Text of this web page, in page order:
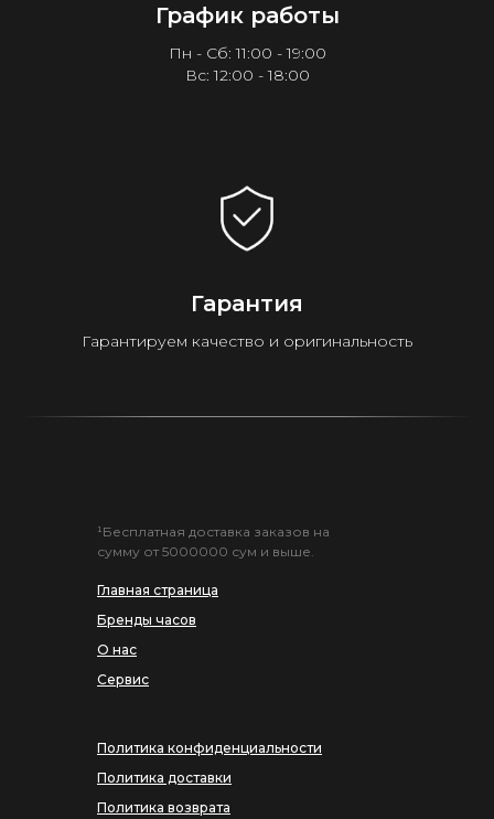
График работы
Пн - Сб: 11:00 - 19:00
Вс: 12:00 - 18:00
Гарантия
Гарантируем качество и оригинальность
Главная страница
Бренды часов
О нас
Сервис
¹Бесплатная доставка заказов на
сумму от 5000000 сум и выше.
Политика конфиденциальности
Политика доставки
Политика возврата